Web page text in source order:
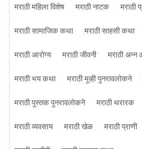
मराठी महिला विशेष
मराठी नाटक मराठी
मराठी सामाजिक कथा
मराठी साहसी कथा
मराठी आरोग्य
मराठी जीवनी मराठी
मराठी भय कथा
मराठी मूव्ही पुनरावलोकने
मराठी पुस्तक पुनरावलोकने
मराठी थरारक
मराठी व्यवसाय
मराठी खेळ मराठी प्राणी